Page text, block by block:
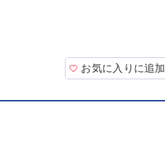
お気に入りに追加